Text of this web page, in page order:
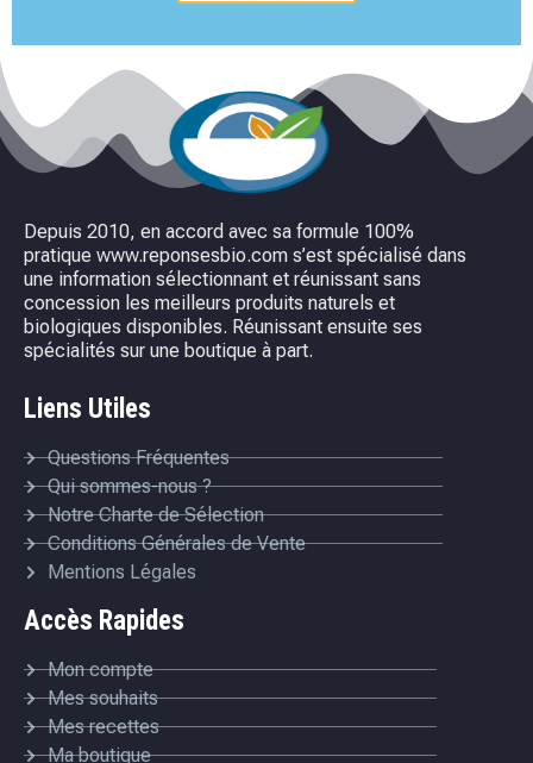
Depuis 2010, en accord avec sa formule 100%
pratique www.reponsesbio.com s’est spécialisé dans
une information sélectionnant et réunissant sans
concession les meilleurs produits naturels et
biologiques disponibles. Réunissant ensuite ses
spécialités sur une boutique à part.
Liens Utiles
Questions Fréquentes
Qui sommes-nous ?
Notre Charte de Sélection
Conditions Générales de Vente
Mentions Légales
Accès Rapides
Mon compte
Mes souhaits
Mes recettes
Ma boutique